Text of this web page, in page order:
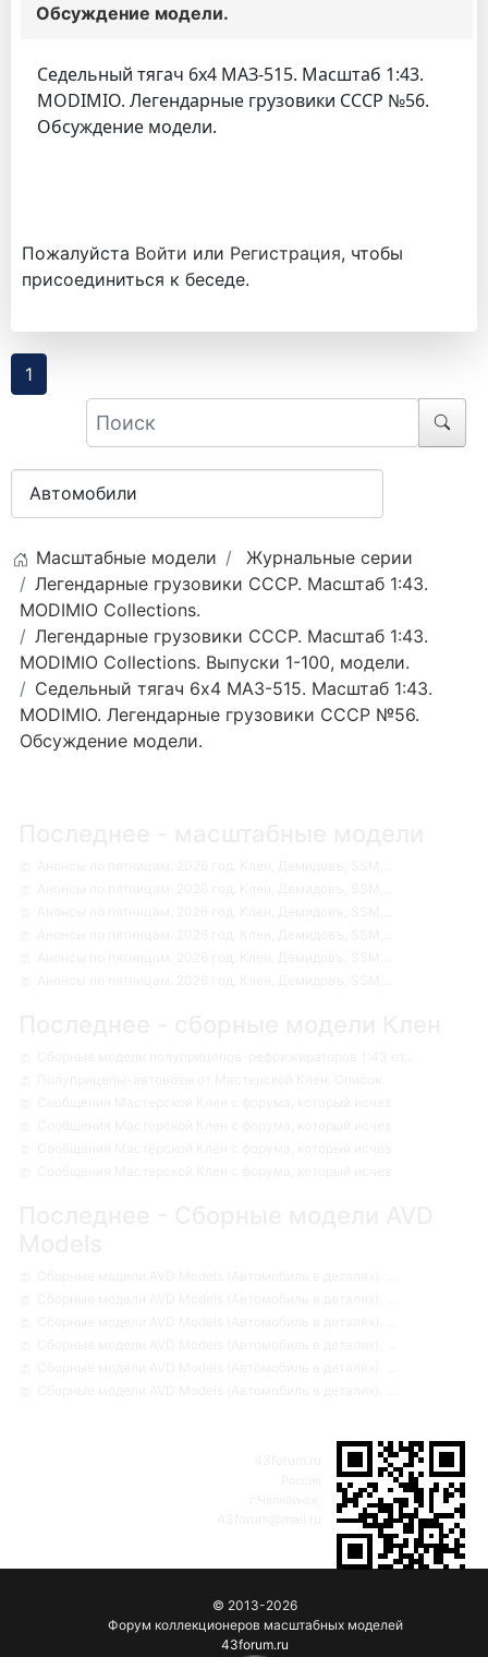
Обсуждение модели.
Седельный тягач 6х4 МАЗ-515. Масштаб 1:43.
MODIMIO. Легендарные грузовики СССР №56.
Обсуждение модели.
Пожалуйста Войти или Регистрация, чтобы
присоединиться к беседе.
1
Масштабные модели
Журнальные серии
Легендарные грузовики СССР. Масштаб 1:43.
MODIMIO Collections.
Легендарные грузовики СССР. Масштаб 1:43.
MODIMIO Collections. Выпуски 1-100, модели.
Седельный тягач 6х4 МАЗ-515. Масштаб 1:43.
MODIMIO. Легендарные грузовики СССР №56.
Обсуждение модели.
© 2013-2026
Форум коллекционеров масштабных моделей
43forum.ru